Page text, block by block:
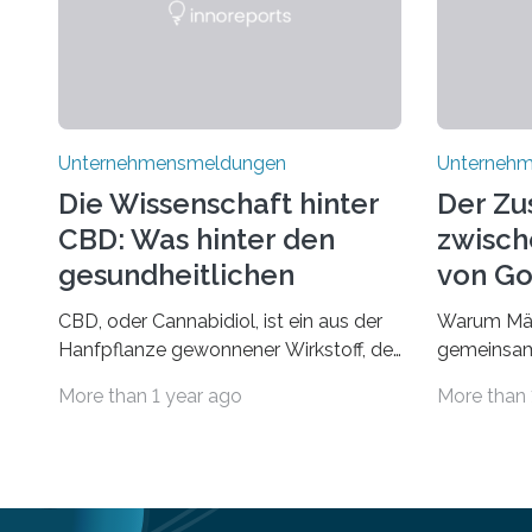
Unternehmensmeldungen
Die Wissenschaft hinter
CBD: Was hinter den
gesundheitlichen
Vorteilen steckt
CBD, oder Cannabidiol, ist ein aus der
Hanfpflanze gewonnener Wirkstoff, der
Popularität gewonnen hat. Anders als
und wird vor allem für seine
More than 1 year ago
Der
von
und
Warum
Fantasie,
More than